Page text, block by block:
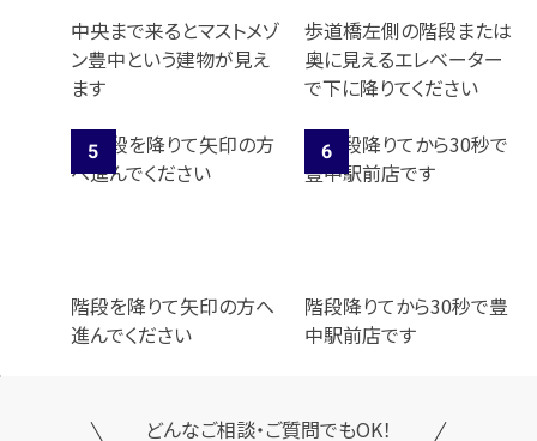
中央まで来るとマストメゾ
ン豊中という建物が見え
ます
歩道橋左側の階段または
奥に見えるエレベーター
で下に降りてください
階段を降りて矢印の方へ
進んでください
階段降りてから30秒で豊
中駅前店です
どんなご相談・ご質問でもOK！